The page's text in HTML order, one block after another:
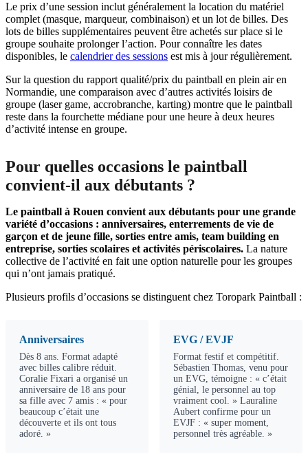
Le prix d’une session inclut généralement la location du matériel
complet (masque, marqueur, combinaison) et un lot de billes. Des
lots de billes supplémentaires peuvent être achetés sur place si le
groupe souhaite prolonger l’action. Pour connaître les dates
disponibles, le calendrier des sessions est mis à jour régulièrement.
Sur la question du rapport qualité/prix du paintball en plein air en
Normandie, une comparaison avec d’autres activités loisirs de
groupe (laser game, accrobranche, karting) montre que le paintball
reste dans la fourchette médiane pour une heure à deux heures
d’activité intense en groupe.
Pour quelles occasions le paintball
convient-il aux débutants ?
Le paintball à Rouen convient aux débutants pour une grande
variété d’occasions : anniversaires, enterrements de vie de
garçon et de jeune fille, sorties entre amis, team building en
entreprise, sorties scolaires et activités périscolaires. La nature
collective de l’activité en fait une option naturelle pour les groupes
qui n’ont jamais pratiqué.
Plusieurs profils d’occasions se distinguent chez Toropark Paintball :
Anniversaires
Dès 8 ans. Format adapté
avec billes calibre réduit.
Coralie Fixari a organisé un
anniversaire de 18 ans pour
sa fille avec 7 amis : « pour
beaucoup c’était une
découverte et ils ont tous
adoré. »
EVG / EVJF
Format festif et compétitif.
Sébastien Thomas, venu pour
un EVG, témoigne : « c’était
génial, le personnel au top
vraiment cool. » Lauraline
Aubert confirme pour un
EVJF : « super moment,
personnel très agréable. »